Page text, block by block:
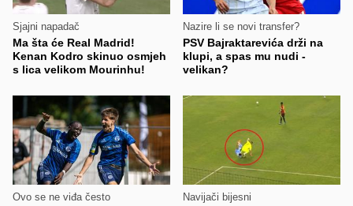
Sjajni napadač
Ma šta će Real Madrid!
Kenan Kodro skinuo osmjeh
s lica velikom Mourinhu!
Nazire li se novi transfer?
PSV Bajraktarevića drži na
klupi, a spas mu nudi -
velikan?
Ovo se ne viđa često Navijači bijesni